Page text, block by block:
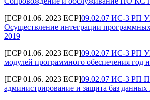
[ECP 01.06. 2023 ECP]09.02.07 ИС-3 РП
Осуществление интеграции
2019
[ECP 01.06. 2023 ECP]09.02.07 ИС-3 РП
модулей программного обеспечения год
[ECP 01.06. 2023 ECP]09.02.07 ИС-3 РП
администрирование и защита баз данных